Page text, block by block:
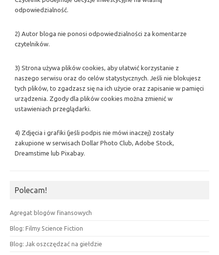
odpowiedzialność.
2) Autor bloga nie ponosi odpowiedzialności za komentarze
czytelników.
3) Strona używa plików cookies, aby ułatwić korzystanie z
naszego serwisu oraz do celów statystycznych. Jeśli nie blokujesz
tych plików, to zgadzasz się na ich użycie oraz zapisanie w pamięci
urządzenia. Zgody dla plików cookies można zmienić w
ustawieniach przeglądarki.
4) Zdjęcia i grafiki (jeśli podpis nie mówi inaczej) zostały
zakupione w serwisach Dollar Photo Club, Adobe Stock,
Dreamstime lub Pixabay.
Polecam!
Agregat blogów finansowych
Blog: Filmy Science Fiction
Blog: Jak oszczędzać na giełdzie